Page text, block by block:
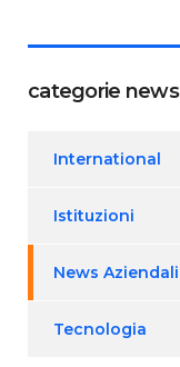
categorie news
International
Istituzioni
News Aziendali
Tecnologia